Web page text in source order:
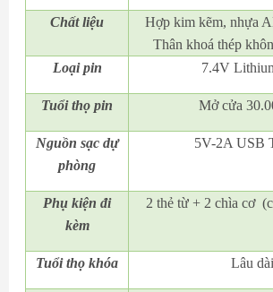
Chất liệu
Hợp kim kẽm, nhựa
Thân khoá thép
Loại pin
7.4V
Tuổi thọ pin Mở cửa
Nguồn sạc dự
phòng
5V-2A USB
Phụ kiện đi
kèm
2 thẻ từ + 2 chìa cơ
Tuổi thọ khóa Lâu dài